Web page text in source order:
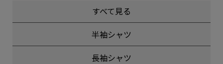
すべて見る
半袖シャツ
長袖シャツ